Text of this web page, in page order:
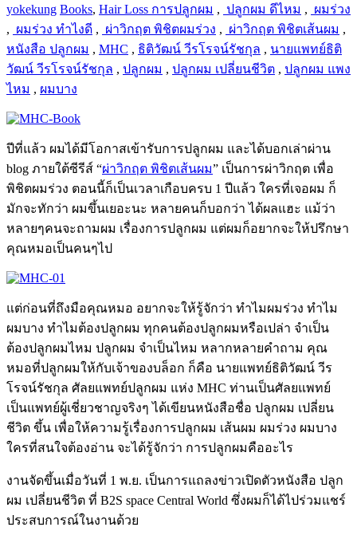
yokekung Books, Hair Loss ​ การปลูกผม , ​ ปลูกผม ดีไหม , ​ ผมร่วง
, ​ ผมร่วง ทำไงดี , ​ ผ่าวิกฤต พิชิตผมร่วง , ​ ผ่าวิกฤต พิชิตเส้นผม ,
หนังสือ ปลูกผม , MHC , ธิติวัฒน์ วีรโรจน์รัชกุล , นายแพทย์ธิติ
วัฒน์ วีรโรจน์รัชกุล , ปลูกผม , ปลูกผม เปลี่ยนชีวิต , ​ปลูกผม แพง
ไหม , ผมบาง
ปีที่แล้ว ผมได้มีโอกาสเข้ารับการปลูกผม และได้บอกเล่าผ่าน
blog ภายใต้ซีรีส์ “ผ่าวิกฤต พิชิตเส้นผม” เป็นการผ่าวิกฤต เพื่อ
พิชิตผมร่วง ตอนนี้ก็เป็นเวลาเกือบครบ 1 ปีแล้ว ใครที่เจอผม ก็
มักจะทักว่า ผมขึ้นเยอะนะ หลายคนก็บอกว่า ได้ผลแฮะ แม้ว่า
หลายๆคนจะถามผม เรื่องการปลูกผม แต่ผมก็อยากจะให้ปรึกษา
คุณหมอเป็นคนๆไป
แต่ก่อนที่ถึงมือคุณหมอ อยากจะให้รู้จักว่า ทำไมผมร่วง ทำไม
ผมบาง ทำไมต้องปลูกผม ทุกคนต้องปลูกผมหรือเปล่า จำเป็น
ต้องปลูกผมไหม ปลูกผม จำเป็นไหม หลากหลายคำถาม คุณ
หมอที่ปลูกผมให้กับเจ้าของบล็อก ก็คือ นายแพทย์ธิติวัฒน์ วีร
โรจน์รัชกุล ศัลยแพทย์ปลูกผม แห่ง MHC ท่านเป็นศัลยแพทย์​
เป็นแพทย์ผู้เชี่ยวชาญจริงๆ ได้เขียนหนังสือชื่อ ปลูกผม เปลี่ยน
ชีวิต ขึ้น เพื่อให้ความรู้เรื่องการปลูกผม เส้นผม ผมร่วง ผมบาง
ใครที่สนใจต้องอ่าน จะได้รู้จักว่า การปลูกผมคืออะไร
งานจัดขึ้นเมื่อวันที่ 1 พ.ย. เป็นการแถลงข่าวเปิดตัวหนังสือ ปลูก
ผม เปลี่ยนชีวิต ที่ B2S space Central World ซึ่งผมก็ได้ไปร่วมแชร์
ประสบการณ์ในงานด้วย